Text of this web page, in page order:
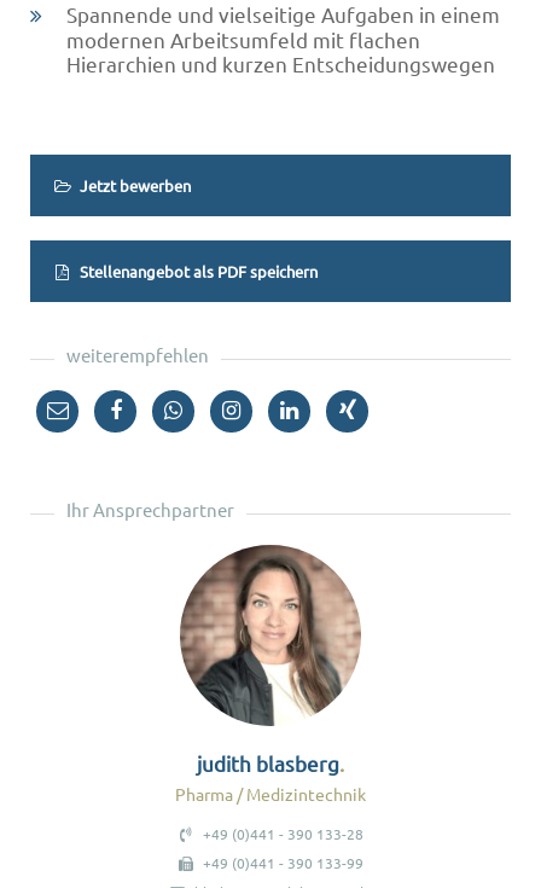
Spannende und vielseitige Aufgaben in einem
modernen Arbeitsumfeld mit flachen
Hierarchien und kurzen Entscheidungswegen
Jetzt bewerben
Stellenangebot als PDF speichern
weiterempfehlen
Ihr Ansprechpartner
judith blasberg
Pharma / Medizintechnik
+49 (0)441 - 390 133-28
+49 (0)441 - 390 133-99